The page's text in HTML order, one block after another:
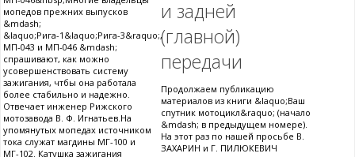
мопедов прежних выпусков
&mdash;
&laquo;Рига-1&laquo;Рига-3&raquo;,
МП-043 и МП-046 &mdash;
спрашивают, как можно
усовершенствовать систему
зажигания, чтбы она работала
более стабильно и надежно.
Отвечает инженер Рижского
мотозавода В. Ф. Игнатьев.На
упомянутых мопедах источником
тока служат магдины МГ-100 и
МГ-102. Катушка зажигания
и задней
(главной)
передачи
Продолжаем публикацию
материалов из книги &laquo;Ваш
спутник мотоцикл&raquo; (начало
&mdash; в предыдущем номере).
На этот раз по нашей просьбе В.
ЗАХАРИН и Г. ПИЛЮКЕВИЧ